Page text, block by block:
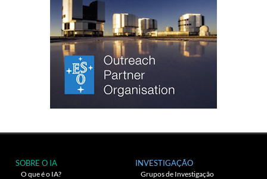
SOBRE O IA
O que é o IA?
INVESTIGAÇÃO
Grupos de Investigação